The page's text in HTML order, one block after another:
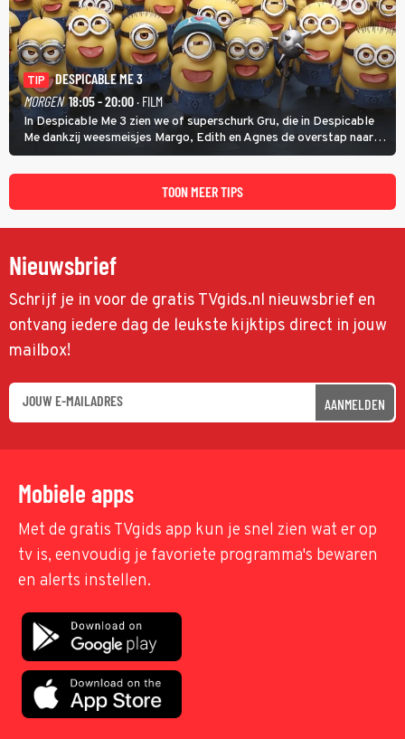
TIP
DESPICABLE ME 3
MORGEN 18:05 - 20:00· FILM
In Despicable Me 3 zien we of superschurk Gru, die in Despicable
Me dankzij weesmeisjes Margo, Edith en Agnes de overstap naar
het rechte pad maakte, ook op dat pad weet te blijven.
TOON MEER TIPS
Nieuwsbrief
Schrijf je in voor de gratis TVgids.nl nieuwsbrief en
ontvang iedere dag de leukste kijktips direct in jouw
mailbox!
AANMELDEN
Mobiele apps
Met de gratis TVgids app kun je snel zien wat er op
tv is, eenvoudig je favoriete programma's bewaren
en alerts instellen.